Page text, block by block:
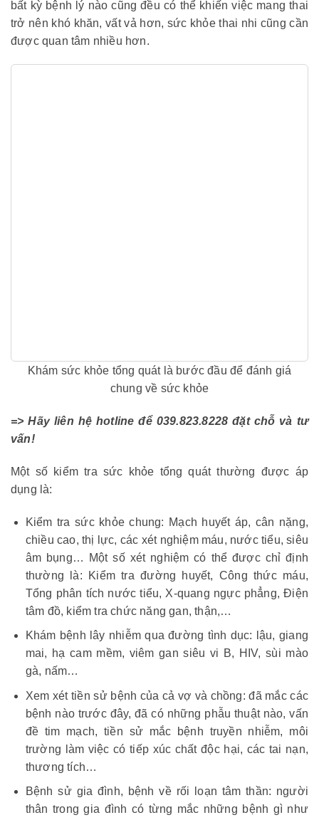
bất kỳ bệnh lý nào cũng đều có thể khiến việc mang thai
trở nên khó khăn, vất vả hơn, sức khỏe thai nhi cũng cần
được quan tâm nhiều hơn.
Khám sức khỏe tổng quát là bước đầu để đánh giá
chung về sức khỏe
=> Hãy liên hệ hotline để 039.823.8228 đặt chỗ và tư
vấn!
Một số kiểm tra sức khỏe tổng quát thường được áp
dụng là:
Kiểm tra sức khỏe chung: Mạch huyết áp, cân nặng,
chiều cao, thị lực, các xét nghiệm máu, nước tiểu, siêu
âm bụng… Một số xét nghiệm có thể được chỉ định
thường là: Kiểm tra đường huyết, Công thức máu,
Tổng phân tích nước tiểu, X-quang ngực phẳng, Điện
tâm đồ, kiểm tra chức năng gan, thận,…
Khám bệnh lây nhiễm qua đường tình dục: lậu, giang
mai, hạ cam mềm, viêm gan siêu vi B, HIV, sùi mào
gà, nấm…
Xem xét tiền sử bệnh của cả vợ và chồng: đã mắc các
bệnh nào trước đây, đã có những phẫu thuật nào, vấn
đề tim mạch, tiền sử mắc bệnh truyền nhiễm, môi
trường làm việc có tiếp xúc chất độc hại, các tai nạn,
thương tích…
Bệnh sử gia đình, bệnh về rối loạn tâm thần: người
thân trong gia đình có từng mắc những bệnh gì như